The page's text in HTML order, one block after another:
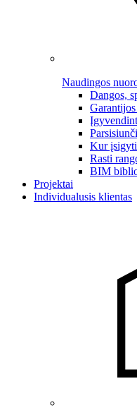
Naudingos
Dangos,
Kur
Rasti
BIM
Projektai
Individualusis klientas